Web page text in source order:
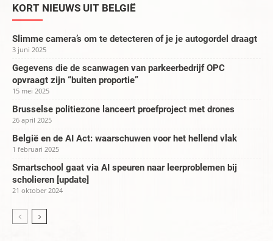
KORT NIEUWS UIT BELGIË
Slimme camera’s om te detecteren of je je autogordel draagt
3 juni 2025
Gegevens die de scanwagen van parkeerbedrijf OPC
opvraagt zijn “buiten proportie”
15 mei 2025
Brusselse politiezone lanceert proefproject met drones
26 april 2025
België en de AI Act: waarschuwen voor het hellend vlak
1 februari 2025
Smartschool gaat via AI speuren naar leerproblemen bij
scholieren [update]
21 oktober 2024